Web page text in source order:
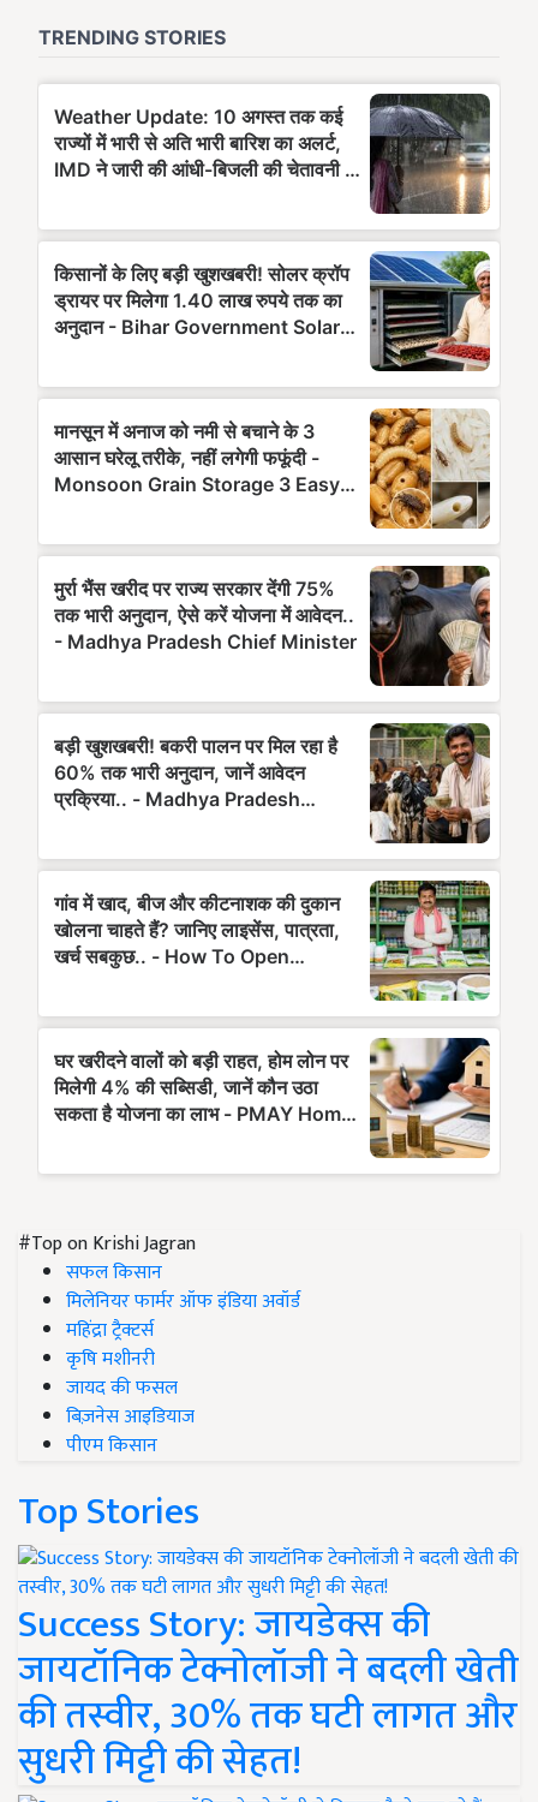
#Top on Krishi Jagran
सफल किसान
मिलेनियर फार्मर ऑफ इंडिया अवॉर्ड
महिंद्रा ट्रैक्टर्स
कृषि मशीनरी
जायद की फसल
बिज़नेस आइडियाज
पीएम किसान
Top Stories
Success Story: जायडेक्स की
जायटॉनिक टेक्नोलॉजी ने बदली खेती
की तस्वीर, 30% तक घटी लागत और
सुधरी मिट्टी की सेहत!